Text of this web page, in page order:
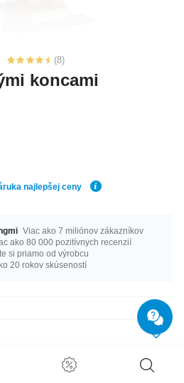
(8)
koncami
najlepšej ceny
Viac ako 7 miliónov zákazníkov
ako 80 000 pozitívnych recenzií
si priamo od výrobcu
20 rokov skúseností